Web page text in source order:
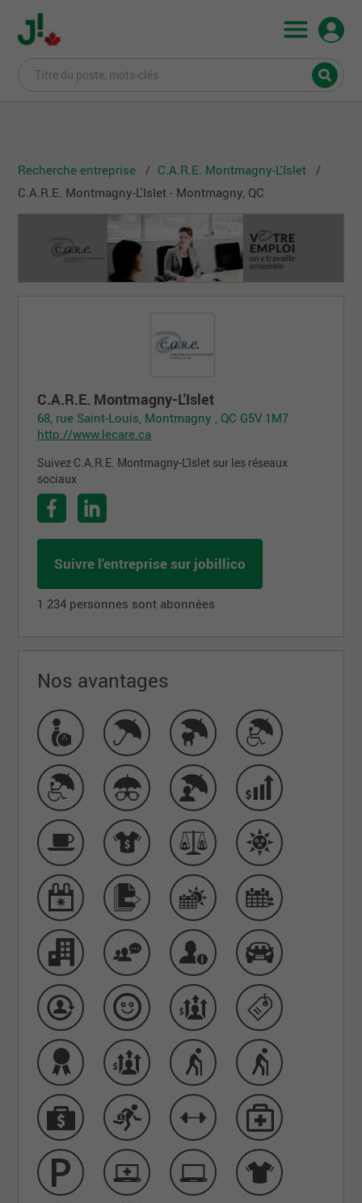
Recherche entreprise
C.A.R.E. Montmagny-L'Islet
C.A.R.E. Montmagny-L'Islet - Montmagny, QC
C.A.R.E. Montmagny-L'Islet
68, rue Saint-Louis, Montmagny , QC G5V 1M7
http://www.lecare.ca
Suivez C.A.R.E. Montmagny-L'Islet sur les réseaux
sociaux
Suivre l'entreprise sur jobillico
1 234 personnes sont abonnées
Nos avantages